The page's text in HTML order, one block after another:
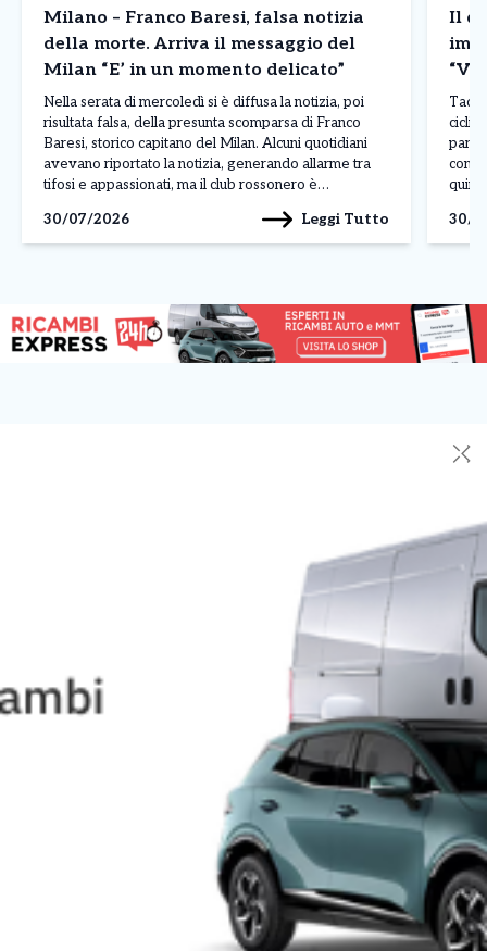
Milano – Franco Baresi, falsa notizia
della morte. Arriva il messaggio del
Milan “E’ in un momento delicato”
Nella serata di mercoledì si è diffusa la notizia, poi
risultata falsa, della presunta scomparsa di Franco
Baresi, storico capitano del Milan. Alcuni quotidiani
avevano riportato la notizia, generando allarme tra
tifosi e appassionati, ma il club rossonero è
attraverso un comunicato pubblicato sui propri canali
ufficiali. Il Milan […]
30/07/2026 Leggi Tutto
Il
30/
✕